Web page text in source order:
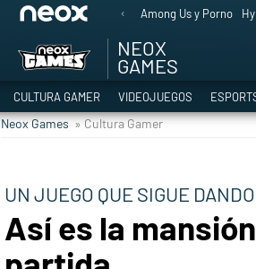
Among Us y Porno
NEOX
GAMES
CULTURA GAMER VIDEOJUEGOS
Neox Games » Cultura Gamer
UN JUEGO QUE SIGUE
Así es la